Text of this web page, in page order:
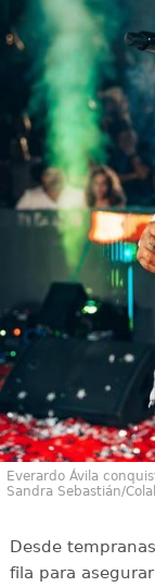
Everardo Ávila
Sandra Sebastián/
Desde
fila para